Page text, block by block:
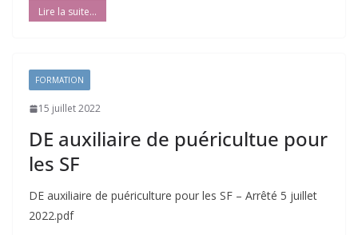
FORMATION
15 juillet 2022
DE auxiliaire de puéricultue pour
les SF
DE auxiliaire de puériculture pour les SF – Arrêté 5 juillet
2022.pdf